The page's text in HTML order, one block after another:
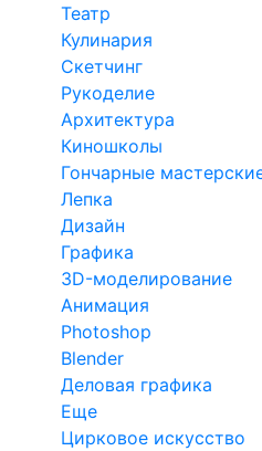
Театр
Кулинария
Скетчинг
Рукоделие
Архитектура
Киношколы
Гончарные
Лепка
Дизайн
Графика
3D-моделирование
Анимация
Photoshop
Blender
Деловая графика
Еще
Цирковое искусство